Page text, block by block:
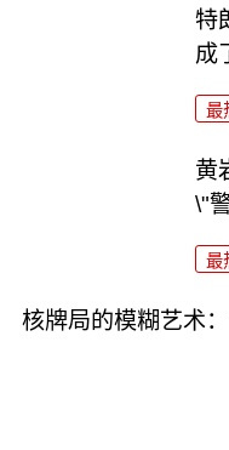
特
成
最
黄
\"
最
核牌局的模糊艺术